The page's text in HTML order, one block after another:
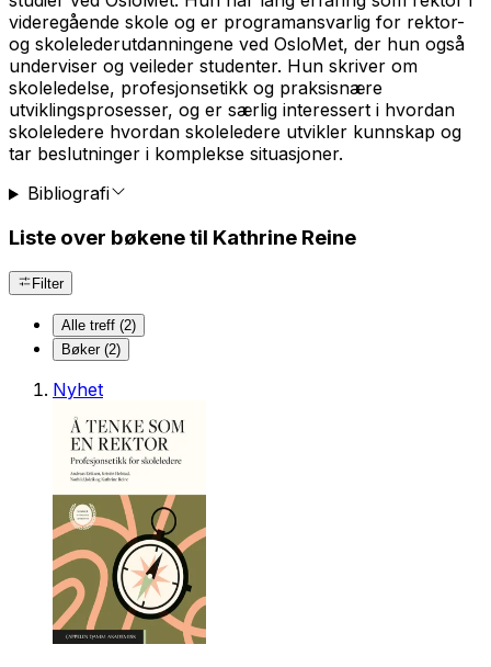
videregående skole og er programansvarlig for rektor-
og skolelederutdanningene ved OsloMet, der hun også
underviser og veileder studenter. Hun skriver om
skoleledelse, profesjonsetikk og praksisnære
utviklingsprosesser, og er særlig interessert i hvordan
skoleledere hvordan skoleledere utvikler kunnskap og
tar beslutninger i komplekse situasjoner.
Bibliografi
Liste over bøkene til Kathrine Reine
Filter
Alle treff (2)
Bøker (2)
Nyhet